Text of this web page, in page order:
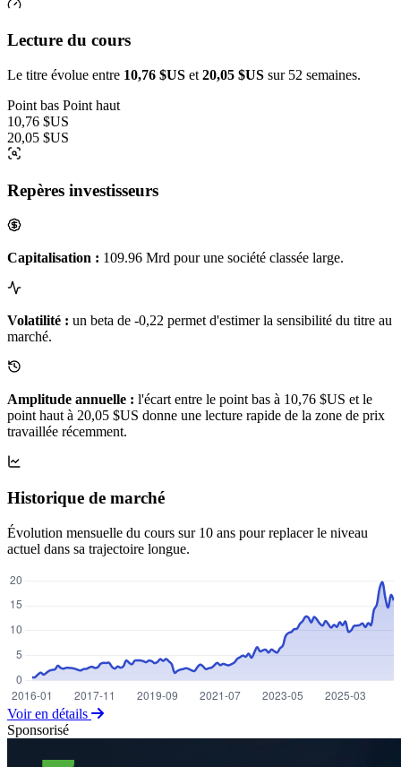
Lecture du cours
Le titre évolue entre 10,76 $US et 20,05 $US sur 52 semaines.
Point bas Point haut
10,76 $US
20,05 $US
Repères investisseurs
Capitalisation : 109.96 Mrd pour une société classée large.
Volatilité : un beta de -0,22 permet d'estimer la sensibilité du titre au
marché.
Amplitude annuelle : l'écart entre le point bas à 10,76 $US et le
point haut à 20,05 $US donne une lecture rapide de la zone de prix
travaillée récemment.
Historique de marché
Évolution mensuelle du cours sur 10 ans pour replacer le niveau
actuel dans sa trajectoire longue.
Voir en détails
Sponsorisé